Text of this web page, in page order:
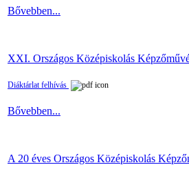
Bővebben...
XXI. Országos Középiskolás
Diáktárlat felhívás
Bővebben...
A 20 éves Országos Középiskolás